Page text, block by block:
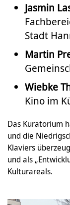
Jasmin
Stadt
Martin
Wiebke
Kino im
Das Kuratorium
und die
Klaviers
und als
Kulturareals.